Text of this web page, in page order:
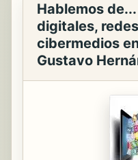
Hablemos
digitales,
cibermedios
Gustavo